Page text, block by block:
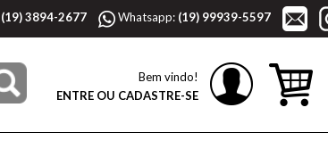
(19) 3894-2677 Whatsapp: (19) 99939-5597
Bem vindo!
ENTRE OU CADASTRE-SE